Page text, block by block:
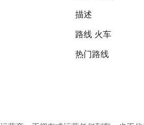
描述
路线 火车
热门路线